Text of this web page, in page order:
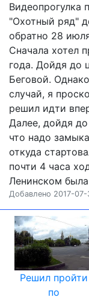
Видеопрогулка
"Охотный ряд"
обратно 28
Сначала хотел
года. Дойдя до
Беговой.
случай, я
решил идти
Далее, дойдя до
что надо
откуда
почти 4 часа
Ленинском
Добавлено 2017-
Решил пройти
по